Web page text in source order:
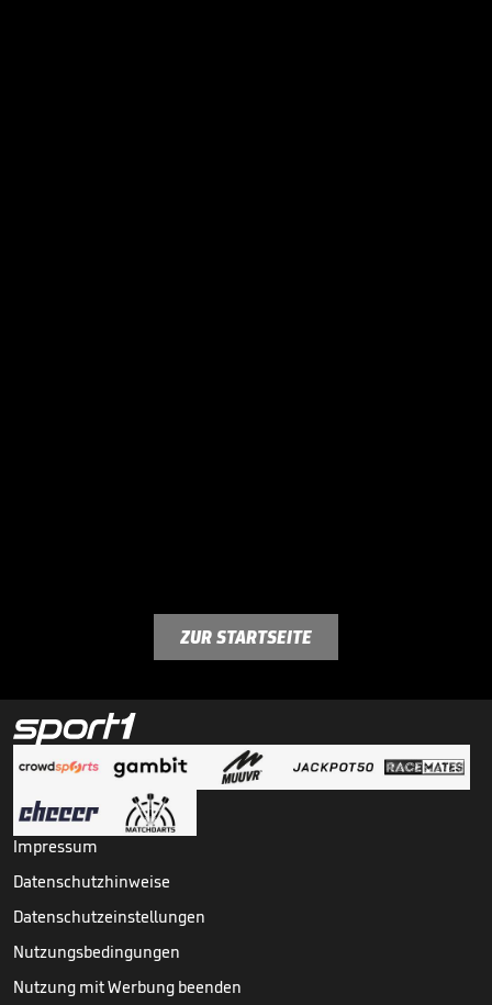
ZUR STARTSEITE
Impressum
Datenschutzhinweise
Datenschutzeinstellungen
Nutzungsbedingungen
Nutzung mit Werbung beenden